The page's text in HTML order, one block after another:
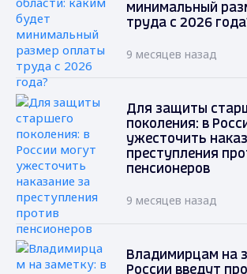
минимальный
труда с 2026
9 месяцев назад
Для защиты
поколения: в
ужесточить
преступления
пенсионеров
9 месяцев назад
Владимирцам на
России введут